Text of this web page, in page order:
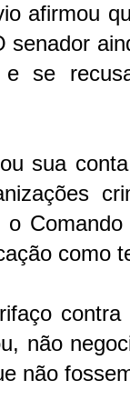
afirmou
senador
e se
sua
como
contra
não
não